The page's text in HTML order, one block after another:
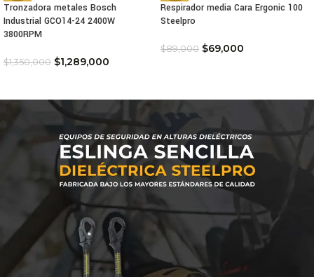
Tronzadora metales Bosch
Industrial GCO14-24 2400W
3800RPM
$1,350,000 $1,289,000
Respirador media Cara Ergonic 100
Steelpro
$89,000 $69,000